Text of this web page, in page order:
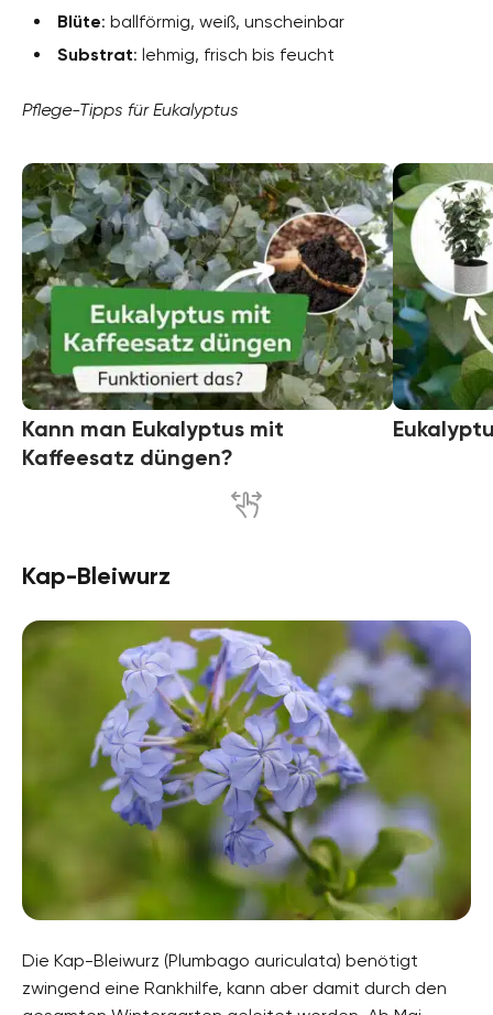
Blüte: ballförmig, weiß, unscheinbar
Substrat: lehmig, frisch bis feucht
Pflege-Tipps für Eukalyptus
Kann man Eukalyptus mit
Kaffeesatz düngen?
Kap-Bleiwurz
Die Kap-Bleiwurz (Plumbago auriculata) benötigt
zwingend eine Rankhilfe, kann aber damit durch den